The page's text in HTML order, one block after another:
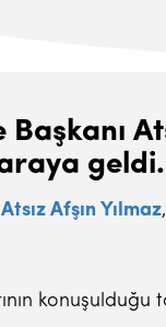
geldi.
Atsız Afşın Yılmaz